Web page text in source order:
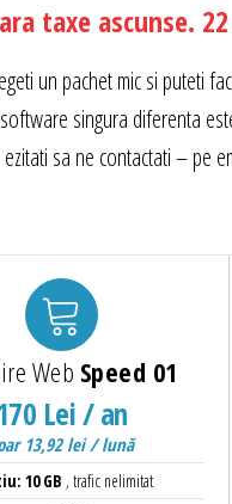
taxe ascunse.
un pachet mic si puteti
singura diferenta
ezitati sa ne contactati – pe
Web Speed 01
Lei / an
13,92 lei / lună
10 GB , trafic nelimitat